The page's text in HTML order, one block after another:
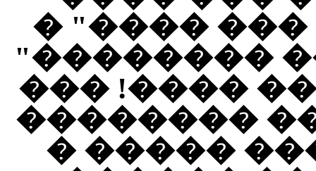
���� � ���
���� ����
��� ���
������� ��
������